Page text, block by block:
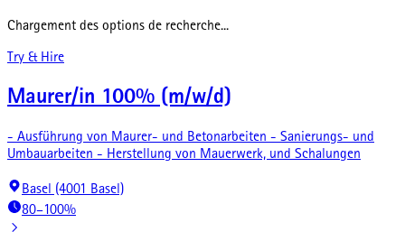
Chargement des options de recherche...
Try & Hire
Maurer/in 100% (m/w/d)
- Ausführung von Maurer- und Betonarbeiten - Sanierungs- und
Umbauarbeiten - Herstellung von Mauerwerk, und Schalungen
Basel (4001 Basel)
80–100%